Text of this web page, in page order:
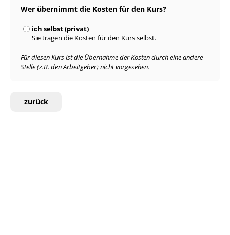
Wer übernimmt die Kosten für den Kurs?
ich selbst (privat)
Sie tragen die Kosten für den Kurs selbst.
Für diesen Kurs ist die Übernahme der Kosten durch eine andere
Stelle (z.B. den Arbeitgeber) nicht vorgesehen.
zurück